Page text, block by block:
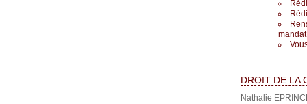
mandat
DROIT DE LA
Nathalie